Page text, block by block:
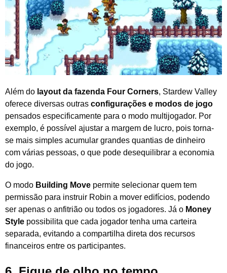
Além do layout da fazenda Four Corners, Stardew Valley
oferece diversas outras configurações e modos de jogo
pensados especificamente para o modo multijogador. Por
exemplo, é possível ajustar a margem de lucro, pois torna-
se mais simples acumular grandes quantias de dinheiro
com várias pessoas, o que pode desequilibrar a economia
do jogo.
O modo Building Move permite selecionar quem tem
permissão para instruir Robin a mover edifícios, podendo
ser apenas o anfitrião ou todos os jogadores. Já o Money
Style possibilita que cada jogador tenha uma carteira
separada, evitando a compartilha direta dos recursos
financeiros entre os participantes.